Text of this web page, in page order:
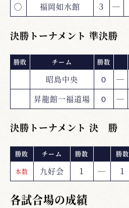
◯ 福岡如水館 ３ ―
決勝トーナメント 準決勝
勝敗 チーム 勝数
昭島中央 ０ ―
昇龍館一福道場
０ ―
決勝トーナメント 決 勝
勝敗 チーム 勝数 勝数
本数 九好会 １ ― １
各試合場の成績